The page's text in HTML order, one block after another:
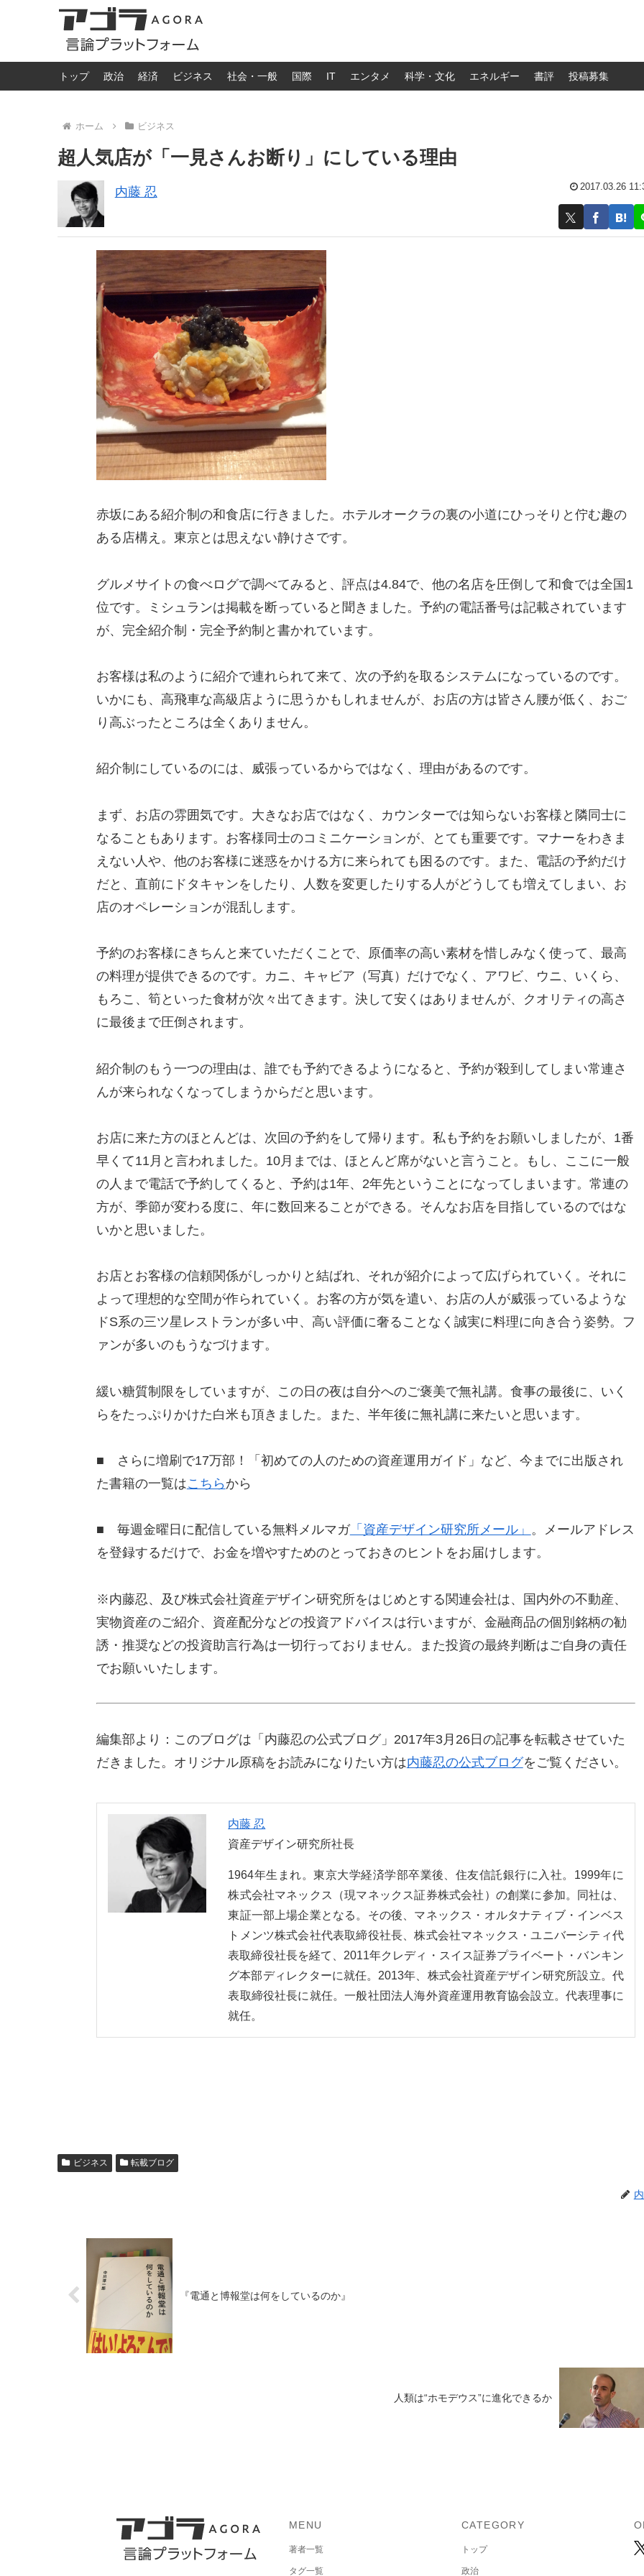
トップ 政治 経済 ビジネス 社会・一般 国際 IT エンタメ 科学・文化 エネルギー 書評 投稿募集
ホーム ビジネス
超人気店が「一見さんお断り」にしている理由
内藤 忍 2017.03.26
赤坂にある紹介制の和食店に行きました。ホテルオークラの裏の小道にひっそりと佇む趣の
ある店構え。東京とは思えない静けさです。
グルメサイトの食べログで調べてみると、評点は4.84で、他の名店を圧倒して和食では全国1
位です。ミシュランは掲載を断っていると聞きました。予約の電話番号は記載されています
が、完全紹介制・完全予約制と書かれています。
お客様は私のように紹介で連れられて来て、次の予約を取るシステムになっているのです。
いかにも、高飛車な高級店ように思うかもしれませんが、お店の方は皆さん腰が低く、おご
り高ぶったところは全くありません。
紹介制にしているのには、威張っているからではなく、理由があるのです。
まず、お店の雰囲気です。大きなお店ではなく、カウンターでは知らないお客様と隣同士に
なることもあります。お客様同士のコミニケーションが、とても重要です。マナーをわきま
えない人や、他のお客様に迷惑をかける方に来られても困るのです。また、電話の予約だけ
だと、直前にドタキャンをしたり、人数を変更したりする人がどうしても増えてしまい、お
店のオペレーションが混乱します。
予約のお客様にきちんと来ていただくことで、原価率の高い素材を惜しみなく使って、最高
の料理が提供できるのです。カニ、キャビア（写真）だけでなく、アワビ、ウニ、いくら、
もろこ、筍といった食材が次々出てきます。決して安くはありませんが、クオリティの高さ
に最後まで圧倒されます。
紹介制のもう一つの理由は、誰でも予約できるようになると、予約が殺到してしまい常連さ
んが来られなくなってしまうからだと思います。
お店に来た方のほとんどは、次回の予約をして帰ります。私も予約をお願いしましたが、1番
早くて11月と言われました。10月までは、ほとんど席がないと言うこと。もし、ここに一般
の人まで電話で予約してくると、予約は1年、2年先ということになってしまいます。常連の
方が、季節が変わる度に、年に数回来ることができる。そんなお店を目指しているのではな
いかと思いました。
お店とお客様の信頼関係がしっかりと結ばれ、それが紹介によって広げられていく。それに
よって理想的な空間が作られていく。お客の方が気を遣い、お店の人が威張っているような
ドS系の三ツ星レストランが多い中、高い評価に奢ることなく誠実に料理に向き合う姿勢。フ
ァンが多いのもうなづけます。
緩い糖質制限をしていますが、この日の夜は自分へのご褒美で無礼講。食事の最後に、いく
らをたっぷりかけた白米も頂きました。また、半年後に無礼講に来たいと思います。
■ さらに増刷で17万部！「初めての人のための資産運用ガイド」など、今までに出版され
た書籍の一覧はこちら から
■ 毎週金曜日に配信している無料メルマガ「資産デザイン研究所メール」 。メールアドレス
を登録するだけで、お金を増やすためのとっておきのヒントをお届けします。
※内藤忍、及び株式会社資産デザイン研究所をはじめとする関連会社は、国内外の不動産、
実物資産のご紹介、資産配分などの投資アドバイスは行いますが、金融商品の個別銘柄の勧
誘・推奨などの投資助言行為は一切行っておりません。また投資の最終判断はご自身の責任
でお願いいたします。
編集部より：このブログは「内藤忍の公式ブログ」2017年3月26日の記事を転載させていた
だきました。オリジナル原稿をお読みになりたい方は内藤忍の公式ブログをご覧ください。
内藤 忍
資産デザイン研究所社長
1964年生まれ。東京大学経済学部卒業後、住友信託銀行に入社。1999年に
株式会社マネックス（現マネックス証券株式会社）の創業に参加。同社は、
東証一部上場企業となる。その後、マネックス・オルタナティブ・インベス
トメンツ株式会社代表取締役社長、株式会社マネックス・ユニバーシティ代
表取締役社長を経て、2011年クレディ・スイス証券プライベート・バンキン
グ本部ディレクターに就任。2013年、株式会社資産デザイン研究所設立。代
表取締役社長に就任。一般社団法人海外資産運用教育協会設立。代表理事に
就任。
ビジネス 転載ブログ
『電通と博報堂は何をしているのか』
人類は“ホモデウス”に進化できるか
MENU
著者一覧
タグ一覧
CATEGORY
トップ
政治